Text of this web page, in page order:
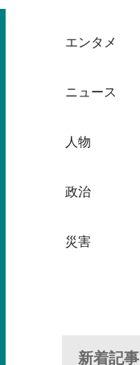
エンタメ
ニュース
人物
政治
災害
新着記事